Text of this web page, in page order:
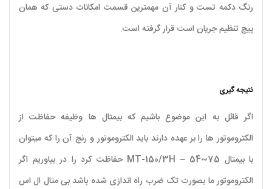
رنگ دکمه تست و کنار آن مهمترین قسمت امکانات دستی که همان
پیچ تنظیم جریان است قرار گرفته است.
نتیجه گیری
اگر قائل به این موضوع باشیم که بیمتال ها وظیفه حفاظت از
الکتروموتور ها را بر عهده دارند باید الکتروموتور و رنج آن را که میتوان
با بیمتال MT-150/3H – 54~75 حفاظت کرد را در بیاوریم اگر
الکتروموتور ما بصورت تک ضرب راه اندازی شده باشد بی متال ال اس